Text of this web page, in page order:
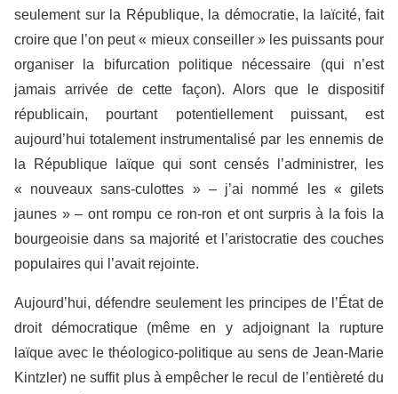
seulement sur la République, la démocratie, la laïcité, fait
croire que l’on peut « mieux conseiller » les puissants pour
organiser la bifurcation politique nécessaire (qui n’est
jamais arrivée de cette façon). Alors que le dispositif
républicain, pourtant potentiellement puissant, est
aujourd’hui totalement instrumentalisé par les ennemis de
la République laïque qui sont censés l’administrer, les
« nouveaux sans-culottes » – j’ai nommé les « gilets
jaunes » – ont rompu ce ron-ron et ont surpris à la fois la
bourgeoisie dans sa majorité et l’aristocratie des couches
populaires qui l’avait rejointe.
Aujourd’hui, défendre seulement les principes de l’État de
droit démocratique (même en y adjoignant la rupture
laïque avec le théologico-politique au sens de Jean-Marie
Kintzler) ne suffit plus à empêcher le recul de l’entièreté du